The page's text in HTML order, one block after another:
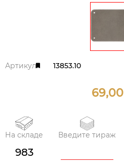
Артикул: 13853.10
69,00
На складе
983
Введите тираж